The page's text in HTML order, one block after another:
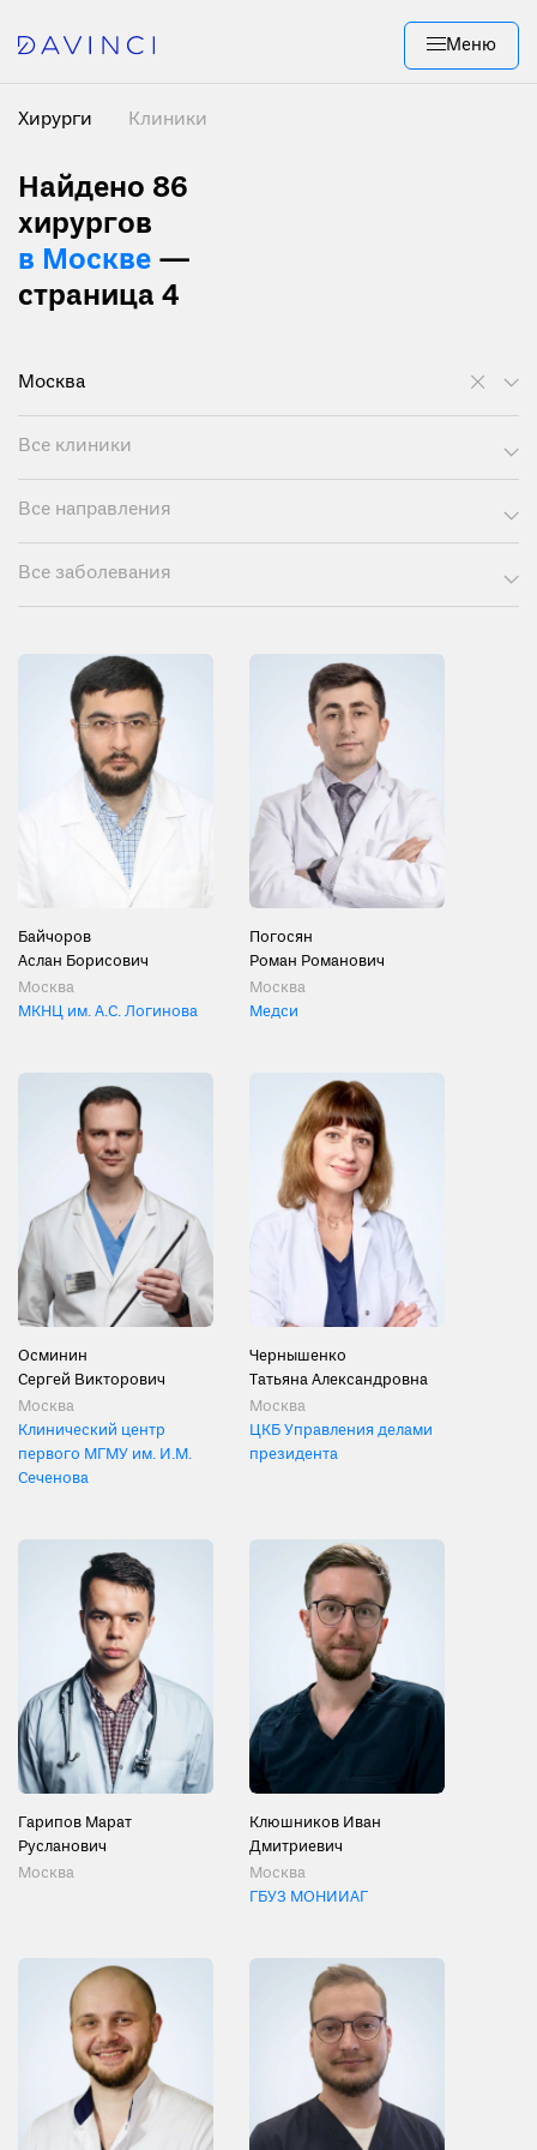
Меню
Хирурги Клиники
Найдено 86
хирургов
в Москве —
страница 4
Москва
Все клиники
Все направления
Все заболевания
Байчоров
Аслан Борисович
Москва
МКНЦ им. А.С. Логинова
Погосян
Роман Романович
Москва
Медси
Осминин
Сергей Викторович
Москва
Клинический центр
первого МГМУ им. И.М.
Сеченова
Чернышенко
Татьяна Александровна
Москва
ЦКБ Управления делами
президента
Гарипов Марат
Русланович
Москва
Клюшников Иван
Дмитриевич
Москва
ГБУЗ МОНИИАГ